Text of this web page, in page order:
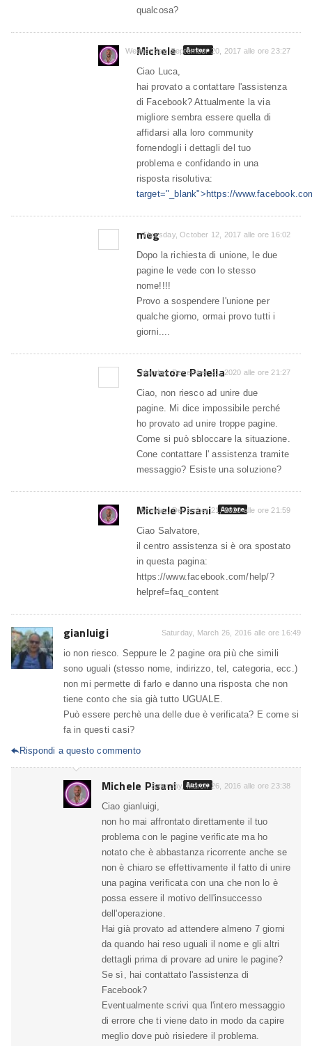
qualcosa?
Michele Autore
Wednesday, September 20, 2017 alle ore 23:27
Ciao Luca,
hai provato a contattare l'assistenza
di Facebook? Attualmente la via
migliore sembra essere quella di
affidarsi alla loro community
fornendogli i dettagli del tuo
problema e confidando in una
risposta risolutiva:
target="_blank">https://
meg
Thursday, October 12, 2017 alle ore 16:02
Dopo la richiesta di unione, le due
pagine le vede con lo stesso
nome!!!!
Provo a sospendere l'unione per
qualche giorno, ormai provo tutti i
giorni....
Salvatore Palella
Monday, December 21, 2020 alle ore 21:27
Ciao, non riesco ad unire due
pagine. Mi dice impossibile perché
ho provato ad unire troppe pagine.
Come si può sbloccare la situazione.
Cone contattare l' assistenza tramite
messaggio? Esiste una soluzione?
Michele Pisani Autore
Monday, December 21, 2020 alle ore 21:59
Ciao Salvatore,
il centro assistenza si è ora spostato
in questa pagina:
https://www.facebook.com/help/?
helpref=faq_content
gianluigi Saturday, March 26, 2016 alle ore 16:49
io non riesco. Seppure le 2 pagine ora più che simili
sono uguali (stesso nome, indirizzo, tel, categoria, ecc.)
non mi permette di farlo e danno una risposta che non
tiene conto che sia già tutto UGUALE.
Può essere perchè una delle due è verificata? E come si
fa in questi casi?
Rispondi a questo commento
Michele Pisani Autore
Saturday, March 26, 2016 alle ore 23:38
Ciao gianluigi,
non ho mai affrontato direttamente il tuo
problema con le pagine verificate ma ho
notato che è abbastanza ricorrente anche se
non è chiaro se effettivamente il fatto di unire
una pagina verificata con una che non lo è
possa essere il motivo dell'insuccesso
dell'operazione.
Hai già provato ad attendere almeno 7 giorni
da quando hai reso uguali il nome e gli altri
dettagli prima di provare ad unire le pagine?
Se sì, hai contattato l'assistenza di
Facebook?
Eventualmente scrivi qua l'intero messaggio
di errore che ti viene dato in modo da capire
meglio dove può risiedere il problema.